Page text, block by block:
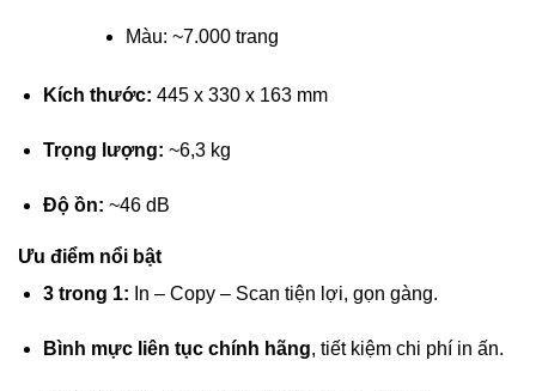
Màu: ~7.000 trang
Kích thước: 445 x 330 x 163 mm
Trọng lượng: ~6,3 kg
Độ ồn: ~46 dB
Ưu điểm nổi bật
3 trong 1: In – Copy – Scan tiện lợi, gọn gàng.
Bình mực liên tục chính hãng, tiết kiệm chi phí in ấn.